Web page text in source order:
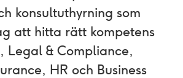
konsultuthyrning som
att hitta rätt kompetens
Legal & Compliance,
HR och Business